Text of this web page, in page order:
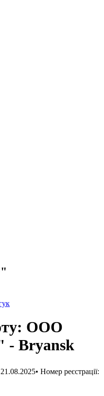
ООО
Bryansk
21.08.2025• Номер реєстрації: